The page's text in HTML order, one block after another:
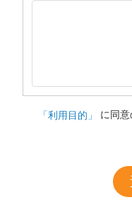
「利用目的」
に同